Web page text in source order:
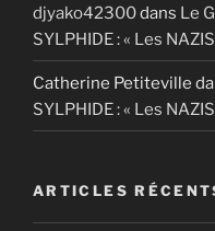
djyako42300dans Le
SYLPHIDE : « Les
Catherine Petiteville
SYLPHIDE : « Les
ARTICLES